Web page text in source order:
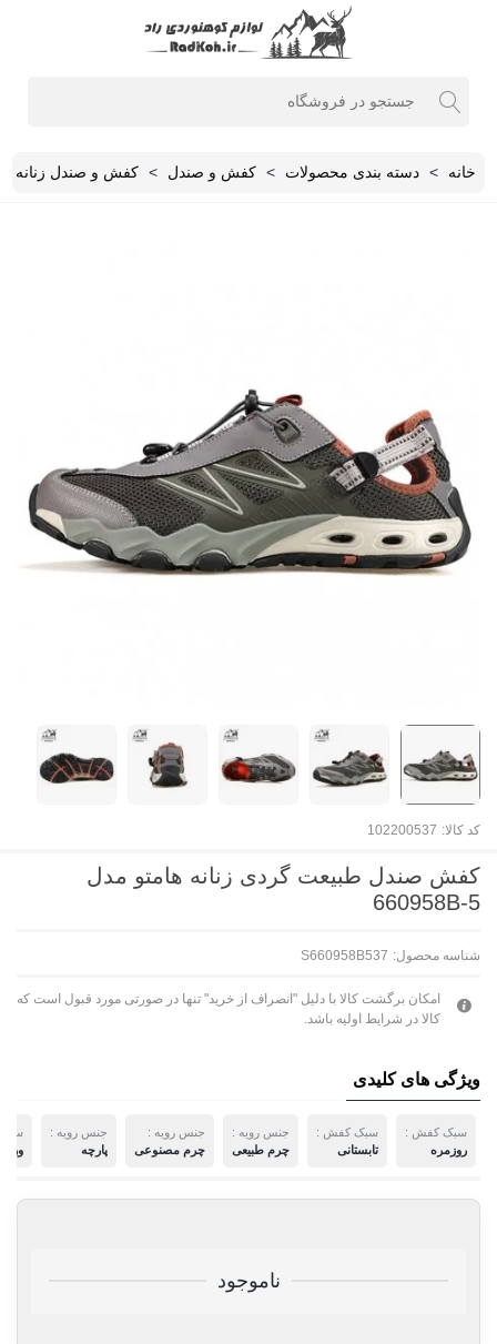
خانه > دسته بندی محصولات > کفش و صندل > کفش و صندل زنانه
کد کالا: 102200537
کفش صندل طبیعت گردی زنانه هامتو مدل
660958B-5
شناسه محصول: S660958B537
امکان برگشت کالا با دلیل "انصراف از خرید" تنها در صورتی مورد قبول است که
کالا در شرایط اولیه باشد.
ویژگی های کلیدی
سبک کفش :
روزمره
سبک کفش :
تابستانی
جنس رویه :
چرم طبیعی
جنس رویه :
چرم مصنوعی
جنس رویه :
پارچه
ناموجود